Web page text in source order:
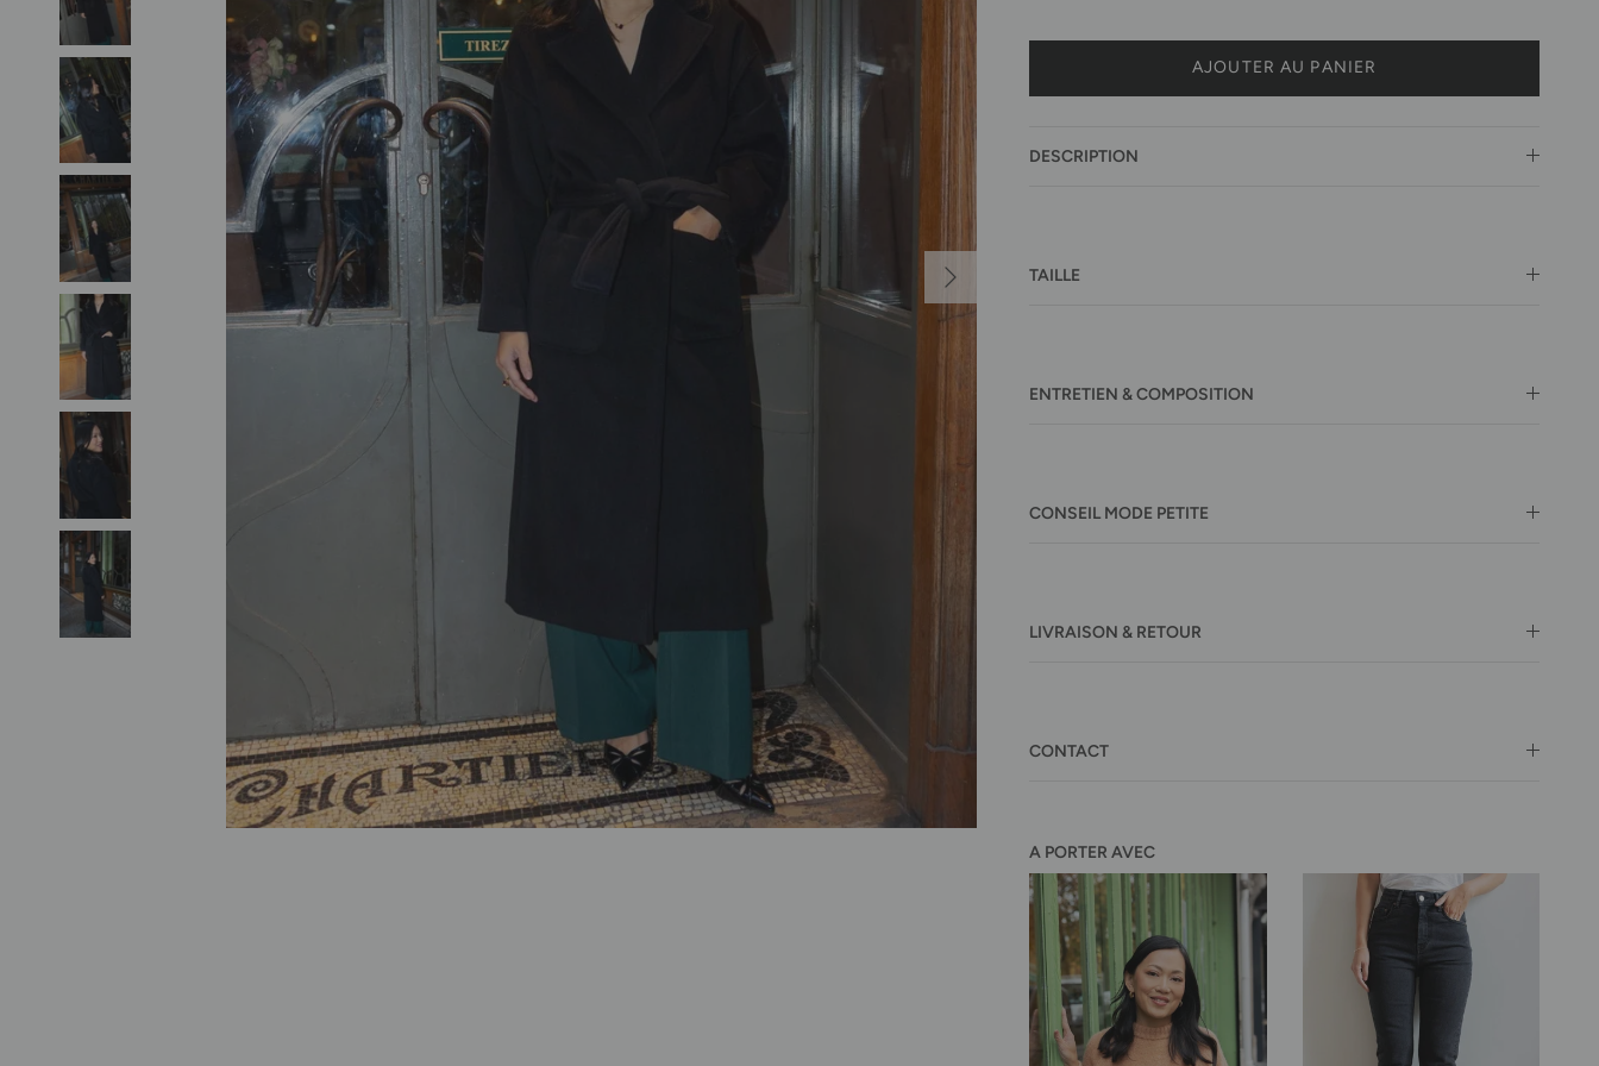
Suivant
AJOUTER AU PANIER
DESCRIPTION
TAILLE
ENTRETIEN & COMPOSITION
CONSEIL MODE PETITE
LIVRAISON & RETOUR
CONTACT
A PORTER AVEC